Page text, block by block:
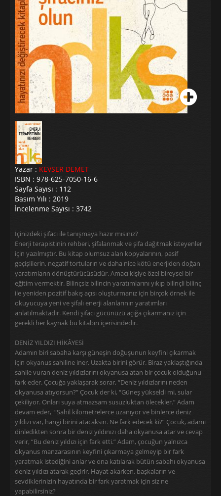
Yazar : KEVSER DEMET
ISBN : 978-625-7050-16-6
Sayfa Sayısı : 112
Basım Yılı : 2019
İncelenme Sayısı : 3742
İçinizdeki şifacı ile tanışmaya hazır mısınız?
Enerji terapistinin rehberi, şifalanmak ve şifa dağıtmak isteyenler
için yazılmıştır. Bu kitap olumsuz alan kopyalarının, pasif
geçişlilerin, negatif tortuların ve daha nice kötü enerjiden doğan
yaratımların dönüştürücüsüdür. Amacı kişiye özel bireysel bir
eğitim vermektir. Bilinçsiz bilincin yaratımlarını yıkıp bilinçli bilinç
ile yeniden pozitif bakış açısı oluşturmanız için birçok örnek ile
okuyucuya yeni ve şifalı enerji alanlarının yaratımları
anlatılmaktadır. Kendi şifacı gücünüzü açığa çıkarmanız için
gerekli her kaynak bu kitabın içerisindedir.
DENİZ YILDIZI HİKÂYESİ
Adamın biri sabaha karşı güneşin doğuşunun keyfini çıkarmak
için okyanus sahiline iner. Uzakta birini görür. Biraz yaklaştığında
sahile vuran deniz yıldızlarını okyanusa atan bir çocuk olduğunu
fark eder. Çocuğa yaklaşarak sorar, “Deniz yıldızlarını neden
okyanusa atıyorsun?” Çocuk der ki, “Güneş yükseldi mi, sular
çekiliyor. Onları suya atmazsam susuzluktan ölecekler.” Adam
devam eder, “Sahil kilometrelerce uzanıyor ve binlerce deniz
yıldızı var, hangi birini atacaksın. Ne fark edecek ki?” Çocuk, adamı
dinledikten sonra bir deniz yıldınızı daha okyanusa atar ve cevap
verir, “Bu deniz yıldızı için fark etti.” Adam, çocuğun yalnızca
okyanus manzarasının keyfini çıkarmaya gelmeyip bir fark
yaratmak istediğini anlar ve ona katılarak bütün sabahı okyanusa
deniz yıldızı atarak geçirir. Hayat akarken, başkaların ve
sevdiklerinizin hayatında bir fark yaratmak için siz ne
yapabilirsiniz?